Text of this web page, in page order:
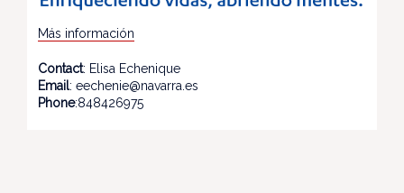
Más información
Contact: Elisa Echenique
Email: eechenie@navarra.es
Phone:848426975